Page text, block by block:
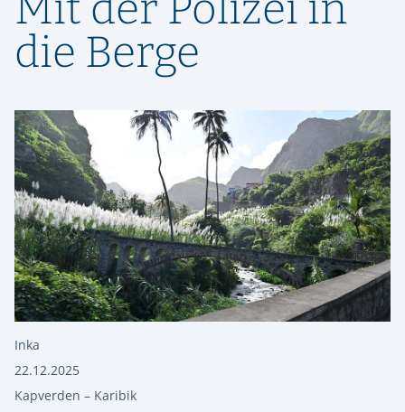
die Berge
Inka
22.12.2025
Kapverden – Karibik